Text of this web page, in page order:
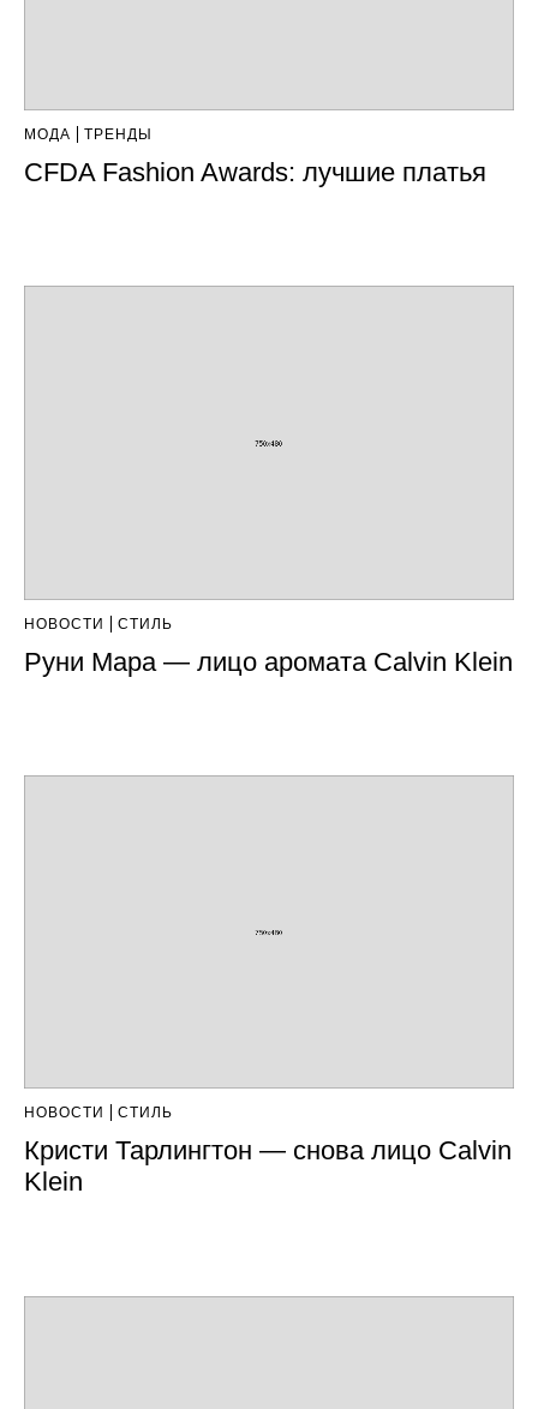
МОДА ТРЕНДЫ
CFDA Fashion Awards: лучшие платья
НОВОСТИ СТИЛЬ
Руни Мара — лицо аромата Calvin Klein
НОВОСТИ СТИЛЬ
Кристи Тарлингтон — снова лицо Calvin
Klein